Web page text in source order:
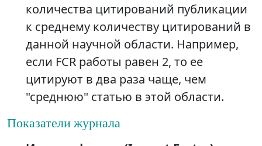
количества цитирований публикации
к среднему количеству цитирований в
данной научной области. Например,
если FCR работы равен 2, то ее
цитируют в два раза чаще, чем
"среднюю" статью в этой области.
Показатели журнала